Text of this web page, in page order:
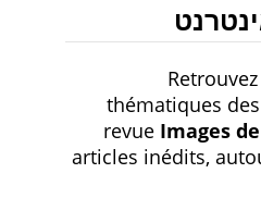
thématiques
revue Images
articles inédits,